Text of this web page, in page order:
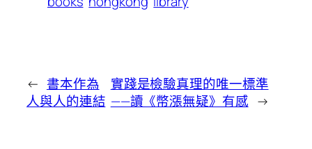
← 書本作為
人與人的連結
實踐是檢驗真理的唯一標準
——讀《幣漲無疑》有感 →